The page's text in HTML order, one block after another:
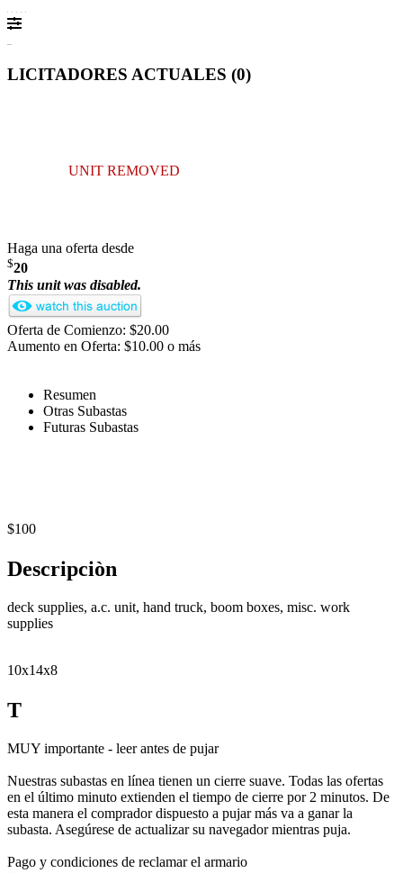
LICITADORES ACTUALES (0)
UNIT REMOVED
Haga una oferta desde
$20
This unit was disabled.
Oferta de Comienzo: $20.00
Aumento en Oferta: $10.00 o más
Resumen
Otras Subastas
Futuras Subastas
$100
Descripciòn
deck supplies, a.c. unit, hand truck, boom boxes, misc. work
supplies
10x14x8
T
MUY importante - leer antes de pujar
Nuestras subastas en línea tienen un cierre suave. Todas las ofertas
en el último minuto extienden el tiempo de cierre por 2 minutos. De
esta manera el comprador dispuesto a pujar más va a ganar la
subasta. Asegúrese de actualizar su navegador mientras puja.
Pago y condiciones de reclamar el armario